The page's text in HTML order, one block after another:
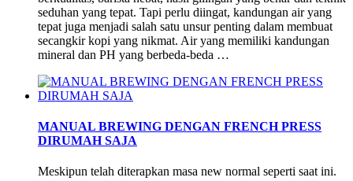
seduhan yang tepat. Tapi perlu diingat, kandungan air yang
tepat juga menjadi salah satu unsur penting dalam membuat
secangkir kopi yang nikmat. Air yang memiliki kandungan
mineral dan PH yang berbeda-beda …
MANUAL BREWING DENGAN FRENCH PRESS
DIRUMAH SAJA
Meskipun telah diterapkan masa new normal seperti saat ini.